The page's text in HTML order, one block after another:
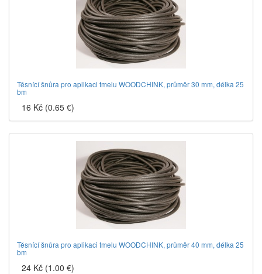
Těsnící šnůra pro aplikaci tmelu WOODCHINK, průměr 30 mm, délka 25
bm
16 Kč (0.65 €)
Těsnící šnůra pro aplikaci tmelu WOODCHINK, průměr 40 mm, délka 25
bm
24 Kč (1.00 €)